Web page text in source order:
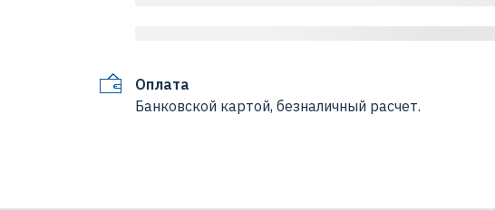
Оплата
Банковской картой, безналичный расчет.